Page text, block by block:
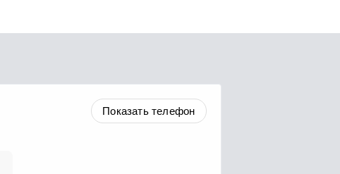
Показать телефон